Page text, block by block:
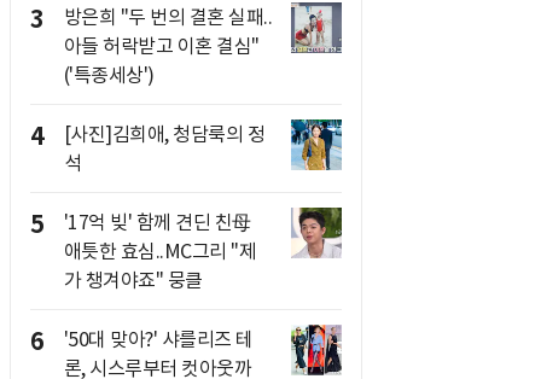
3
방은희 "두 번의 결혼 실패..
아들 허락받고 이혼 결심"
('특종세상')
4
[사진]김희애, 청담룩의 정
석
5
'17억 빚' 함께 견딘 친母
애틋한 효심..MC그리 "제
가 챙겨야죠" 뭉클
6
'50대 맞아?' 샤를리즈 테
론, 시스루부터 컷아웃까